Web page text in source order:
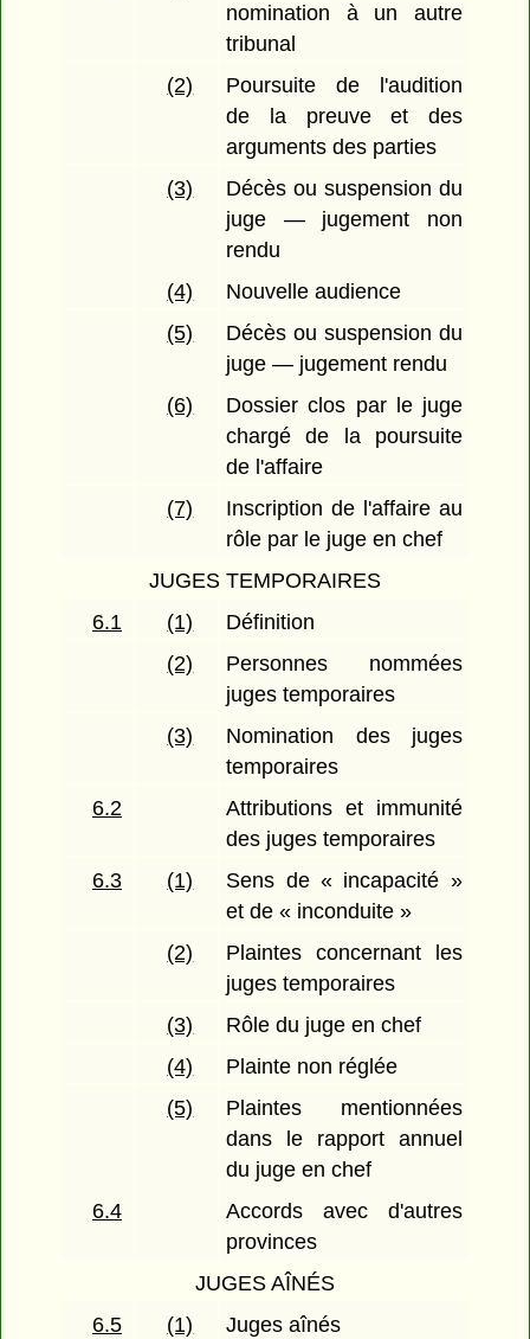
nomination à un autre
tribunal
(2)
Poursuite de l'audition
de la preuve et des
arguments des parties
(3)
Décès ou suspension du
juge — jugement non
rendu
(4)
Nouvelle audience
(5)
Décès ou suspension du
juge — jugement rendu
(6)
Dossier clos par le juge
chargé de la poursuite
de l'affaire
(7)
Inscription de l'affaire au
rôle par le juge en chef
JUGES TEMPORAIRES
6.1
(1)
Définition
(2)
Personnes nommées
juges temporaires
(3)
Nomination des juges
temporaires
6.2
Attributions et immunité
des juges temporaires
6.3
(1)
Sens de « incapacité »
et de « inconduite »
(2)
Plaintes concernant les
juges temporaires
(3)
Rôle du juge en chef
(4)
Plainte non réglée
(5)
Plaintes mentionnées
dans le rapport annuel
du juge en chef
6.4
Accords avec d'autres
provinces
JUGES AÎNÉS
6.5
(1)
Juges aînés